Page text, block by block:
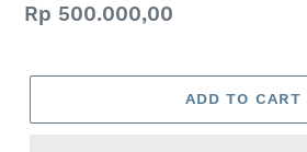
Regular
Rp 500.000,00
ADD TO CART